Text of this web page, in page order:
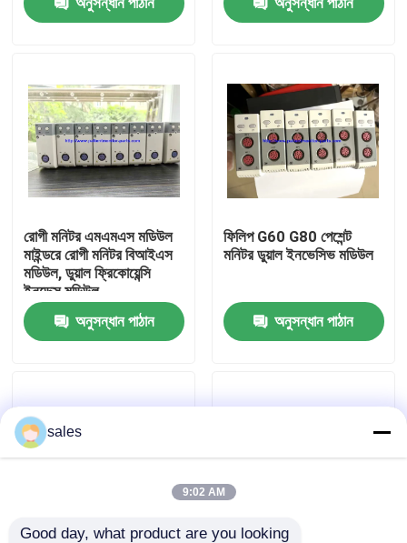
বাড়ি
ভিডিও
আমাদের সম্পর্কে
কারখানা ভ্রমণ
মান নিয়ন্ত্রণ
উদ্ধৃতির জন্য আবেদন
রোগীর মনিটর মডিউল
রোগী মনিটর এমএমএস মডিউল
মাইন্ডরে রোগী মনিটর বিআইএস
মডিউল, ডুয়াল ফ্রিকোয়েন্সি
ইনডেক্স মডিউল
অনুসন্ধান পাঠান
ফিলিপ G60 G80 পেশেন্ট
মনিটর ডুয়াল ইনভেসিভ মডিউল
অনুসন্ধান পাঠান
sales
9:02 AM
Good day, what product are you looking